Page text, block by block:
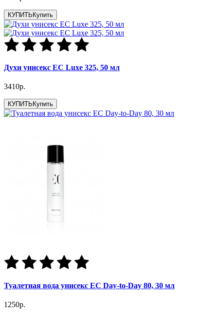
КУПИТЬКупить
Духи унисекс EC Luxe 325, 50 мл
3410р.
КУПИТЬ Купить
Туалетная вода унисекс EC Day-to-Day 80, 30 мл
1250р.